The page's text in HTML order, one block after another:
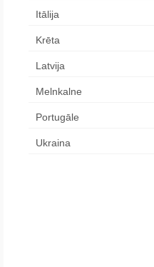
Itālija
Krēta
Latvija
Melnkalne
Portugāle
Ukraina